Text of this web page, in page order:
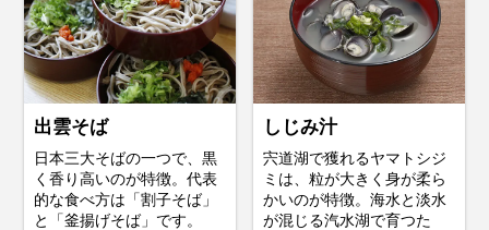
出雲そば
日本三大そばの一つで、黒
く香り高いのが特徴。代表
的な食べ方は「割子そば」
と「釜揚げそば」です。
しじみ汁
宍道湖で獲れるヤマトシジ
ミは、粒が大きく身が柔ら
かいのが特徴。海水と淡水
が混じる汽水湖で育つた